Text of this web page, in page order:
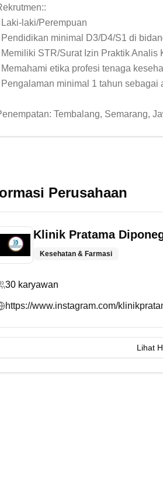
Laki-laki/Perempuan
Pendidikan minimal D3/D4/S1 di
Memiliki STR/Surat Izin Praktik Analis
Memahami etika profesi tenaga
Pengalaman minimal 1 tahun sebagai
Perusahaan
Klinik Pratama
Kesehatan & Farmasi
30 karyawan
https://www.instagram.com/
Lihat